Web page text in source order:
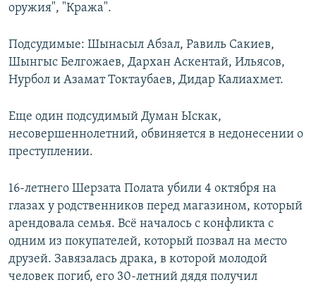
оружия", "Кража".
Подсудимые: Шынасыл Абзал, Равиль Сакиев,
Шынгыс Белгожаев, Дархан Аскентай, Ильясов,
Нурбол и Азамат Токтаубаев, Дидар Калиахмет.
Еще один подсудимый Думан Ыскак,
несовершеннолетний, обвиняется в недонесении о
преступлении.
16-летнего Шерзата Полата убили 4 октября на
глазах у родственников перед магазином, который
арендовала семья. Всё началось с конфликта с
одним из покупателей, который позвал на место
друзей. Завязалась драка, в которой молодой
человек погиб, его 30-летний дядя получил